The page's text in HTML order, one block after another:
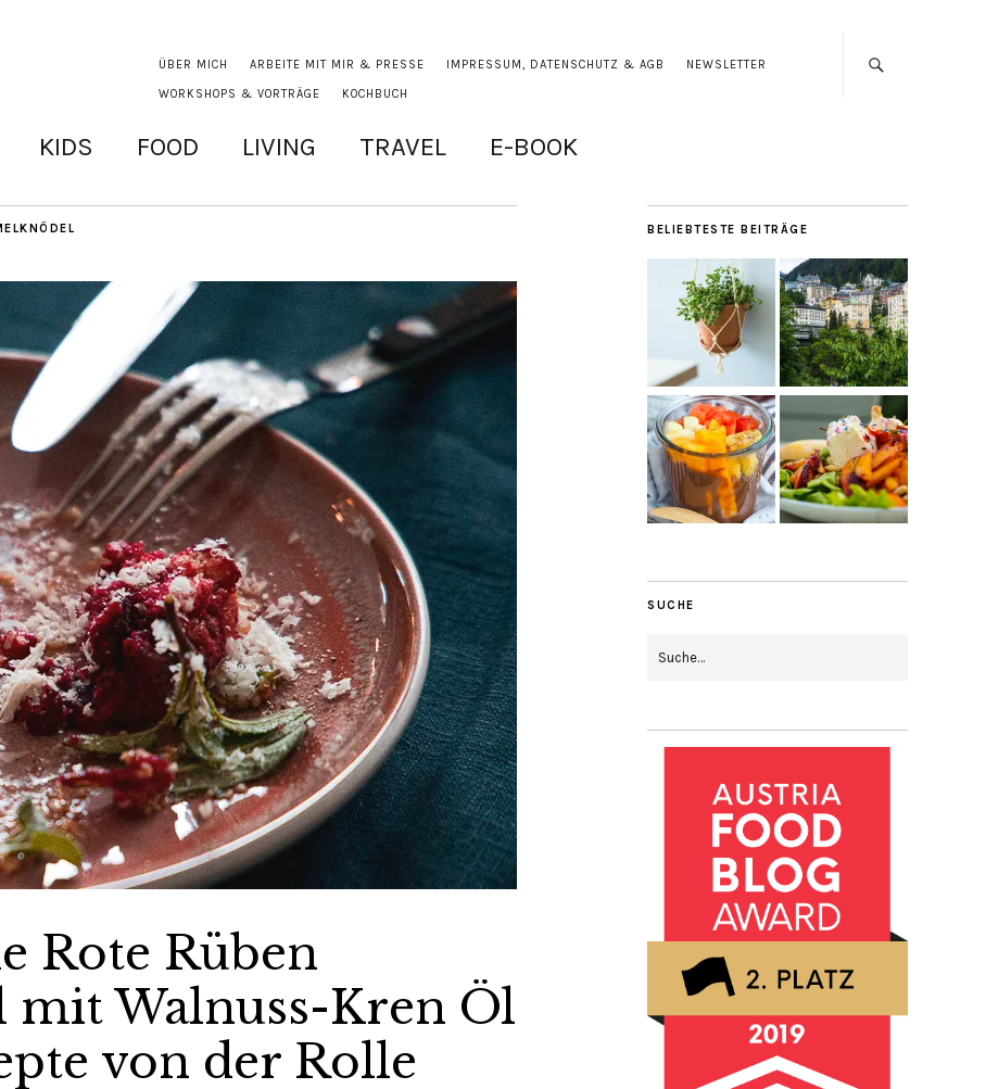
ÜBER MICH ARBEITE MIT MIR & PRESSE IMPRESSUM, DATENSCHUTZ & AGB NEWSLETTER
WORKSHOPS & VORTRÄGE KOCHBUCH
KIDS FOOD LIVING TRAVEL E-BOOK
Rote Rüben
mit Walnuss-Kren Öl
von der Rolle
BELIEBTESTE BEITRÄGE
SUCHE